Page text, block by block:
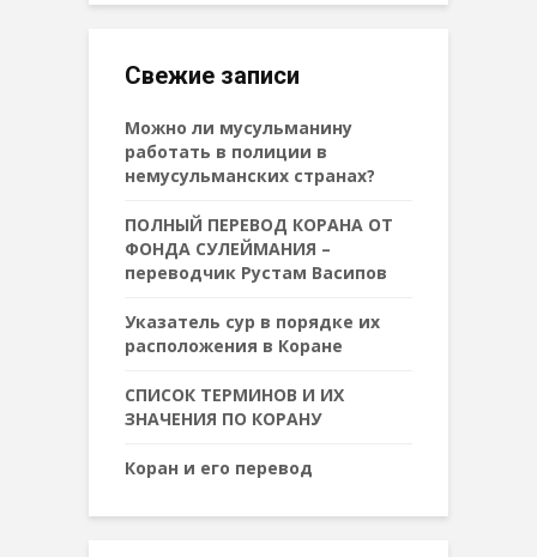
Свежие записи
Можно ли мусульманину
работать в полиции в
немусульманских странах?
ПОЛНЫЙ ПЕРЕВОД КОРАНА ОТ
ФОНДА СУЛЕЙМАНИЯ –
переводчик Рустам Васипов
Указатель сур в порядке их
расположения в Коране
СПИСОК ТЕРМИНОВ И ИХ
ЗНАЧЕНИЯ ПО КОРАНУ
Коран и его перевод